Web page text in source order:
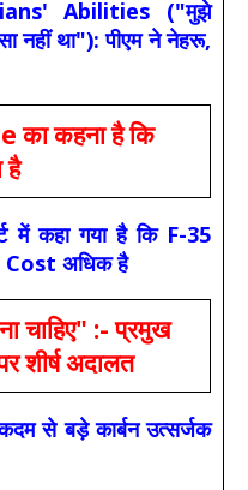
Abilities ("मुझे
नहीं था"): पीएम ने नेहरू,
कहना है कि
है
में कहा गया है कि F-35
अधिक है
चाहिए" :- प्रमुख
शीर्ष अदालत
से बड़े कार्बन उत्सर्जक